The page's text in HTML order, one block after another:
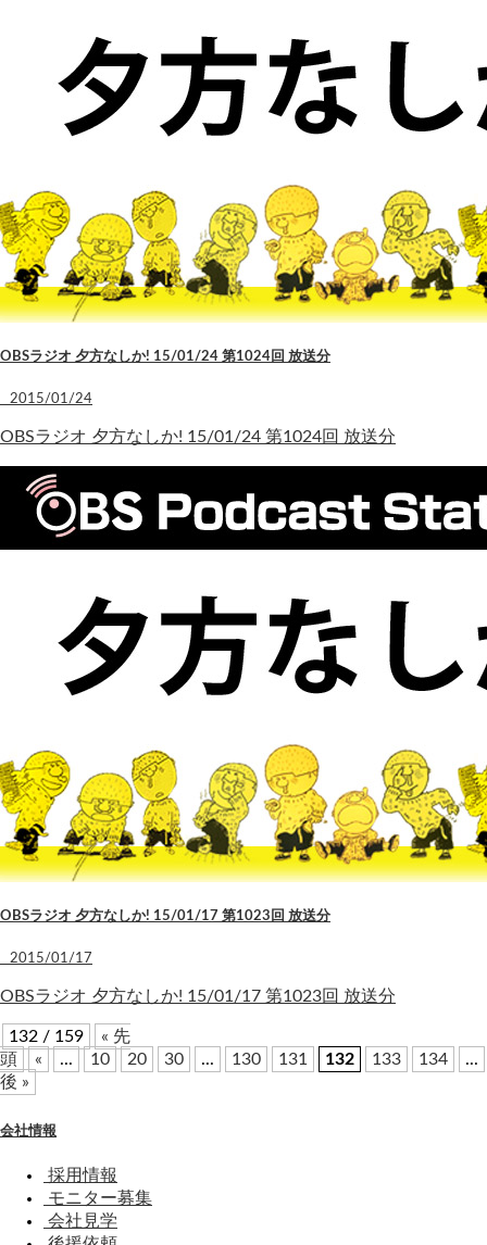
OBSラジオ 夕方なしか! 15/01/24 第1024回 放送分
2015/01/24
OBSラジオ 夕方なしか! 15/01/24 第1024回 放送分
OBSラジオ 夕方なしか! 15/01/17 第1023回 放送分
2015/01/17
OBSラジオ 夕方なしか! 15/01/17 第1023回 放送分
132 / 159
« 先
頭
« ... 10 20 30 ... 130 131 132 133 134
...
後 »
会社情報
採用情報
モニター募集
会社見学